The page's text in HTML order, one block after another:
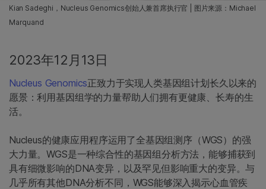
Kian Sadeghi，Nucleus Genomics创始人兼首席执行官 | 图片来源：Michael
Marquand
2023年12月13日
Nucleus Genomics正致力于实现人类基因组计划长久以来的
愿景：利用基因组学的力量帮助人们拥有更健康、长寿的生
活。
Nucleus的健康应用程序运用了全基因组测序（WGS）的强
大力量。WGS是一种综合性的基因组分析方法，能够捕获到
具有细微影响的DNA变异，以及罕见但影响重大的变异。与
几乎所有其他DNA分析不同，WGS能够深入揭示心血管疾